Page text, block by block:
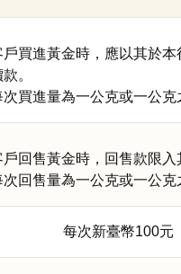
戶買進黃金時，應以其於本
。
次買進量為一公克或一公克
戶回售黃金時，回售款限入
次回售量為一公克或一公克
每次新臺幣100元